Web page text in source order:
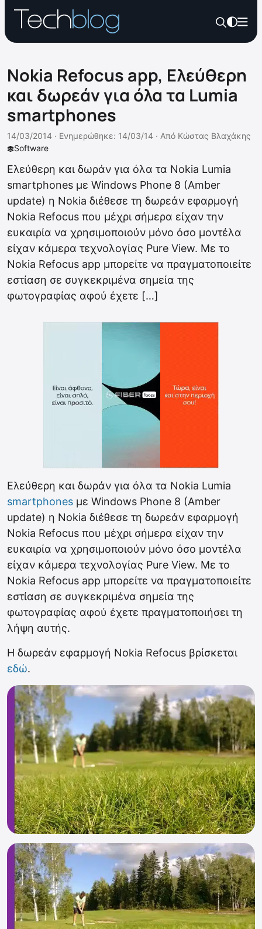
Nokia Refocus app, Ελεύθερη
και δωρεάν για όλα τα Lumia
smartphones
Software
14/03/2014 · Ενημερώθηκε: 14/03/14 · Από Κώστας Βλαχάκης
Ελεύθερη και δωράν για όλα τα Nokia Lumia
smartphones με Windows Phone 8 (Amber
update) η Nokia διέθεσε τη δωρεάν εφαρμογή
Nokia Refocus που μέχρι σήμερα είχαν την
ευκαιρία να χρησιμοποιούν μόνο όσο μοντέλα
είχαν κάμερα τεχνολογίας Pure View. Με το
Nokia Refocus app μπορείτε να πραγματοποιείτε
εστίαση σε συγκεκριμένα σημεία της
φωτογραφίας αφού έχετε […]
Ελεύθερη και δωράν για όλα τα Nokia Lumia
smartphones με Windows Phone 8 (Amber
update) η Nokia διέθεσε τη δωρεάν εφαρμογή
Nokia Refocus που μέχρι σήμερα είχαν την
ευκαιρία να χρησιμοποιούν μόνο όσο μοντέλα
είχαν κάμερα τεχνολογίας Pure View. Με το
Nokia Refocus app μπορείτε να πραγματοποιείτε
εστίαση σε συγκεκριμένα σημεία της
φωτογραφίας αφού έχετε πραγματοποιήσει τη
λήψη αυτής.
Η δωρεάν εφαρμογή Nokia Refocus βρίσκεται
εδώ.